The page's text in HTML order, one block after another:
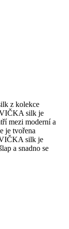
z kolekce
silk je
mezi moderní a
je tvořena
silk je
a snadno se